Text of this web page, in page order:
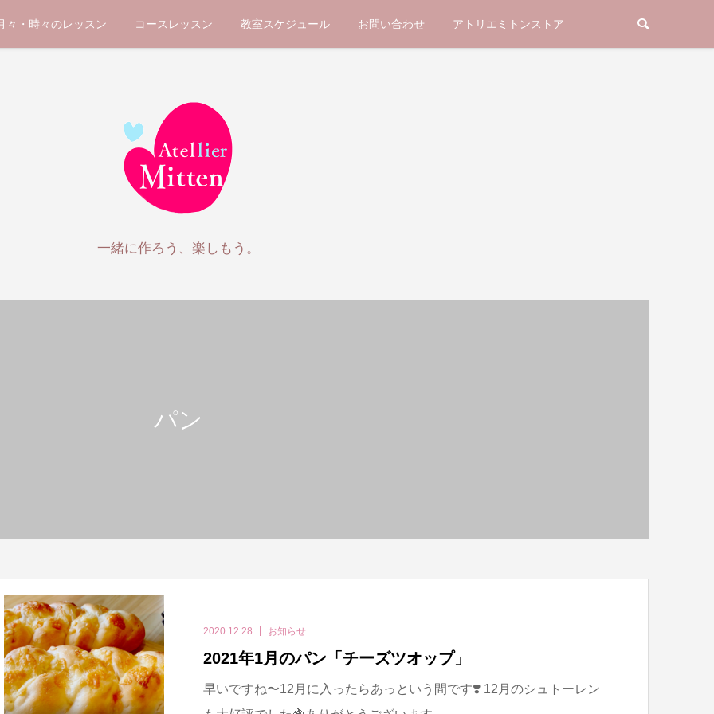
々・時々のレッスン コースレッスン 教室スケジュール お問い合わせ アトリエミトンストア
一緒に作ろう、楽しもう。
パン
2020.12.28 お知らせ
2021年1月のパン「チーズツオップ」
早いですね〜12月に入ったらあっという間です❣️ 12月のシュトーレン